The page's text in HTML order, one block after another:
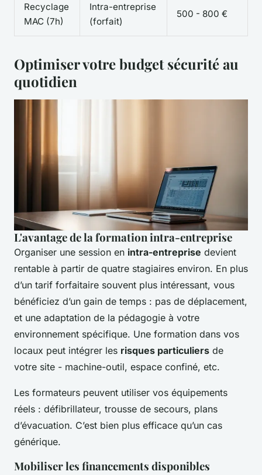
Recyclage
MAC (7h)
Intra-entreprise
(forfait)
500 - 800 €
Optimiser votre budget sécurité au
quotidien
L'avantage de la formation intra-entreprise
Organiser une session en intra-entreprise devient
rentable à partir de quatre stagiaires environ. En plus
d’un tarif forfaitaire souvent plus intéressant, vous
bénéficiez d’un gain de temps : pas de déplacement,
et une adaptation de la pédagogie à votre
environnement spécifique. Une formation dans vos
locaux peut intégrer les risques particuliers de
votre site - machine-outil, espace confiné, etc.
Les formateurs peuvent utiliser vos équipements
réels : défibrillateur, trousse de secours, plans
d’évacuation. C’est bien plus efficace qu’un cas
générique.
Mobiliser les financements disponibles